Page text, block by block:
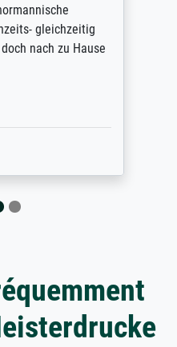
gleichzeitig
nach zu Hause